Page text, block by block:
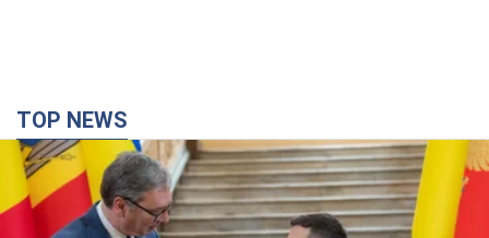
Зеленський вперше прибув до Сербії:
планується зустріч із Вучичем і не лише. Відео